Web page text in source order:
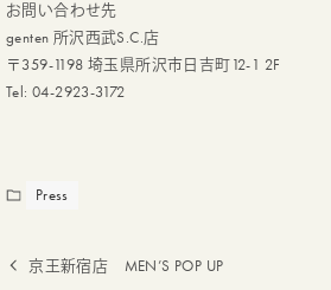
お問い合わせ先
genten 所沢西武S.C.店
〒359-1198 埼玉県所沢市日吉町12-1 2F
Tel: 04-2923-3172
Press
京王新宿店 MEN’S POP UP